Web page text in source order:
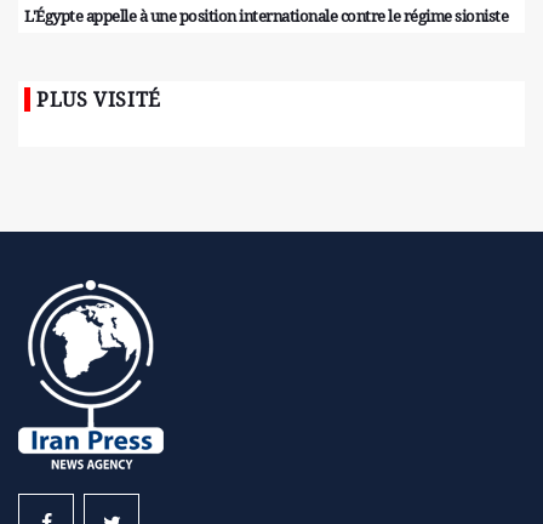
L'Égypte appelle à une position internationale contre le régime sioniste
PLUS VISITÉ